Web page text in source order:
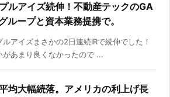
ルアイズ続伸！不動産テックのGA
ループと資本業務提携で。
ルアイズまさかの2日連続IRで続伸でした！
があまり良くなかったので ...
均大幅続落。アメリカの利上げ長